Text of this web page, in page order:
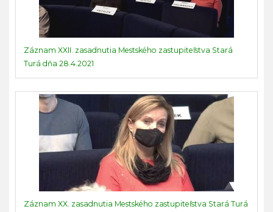
Záznam XXII. zasadnutia Mestského zastupiteľstva Stará
Turá dňa 28.4.2021
Záznam XX. zasadnutia Mestského zastupiteľstva Stará Turá